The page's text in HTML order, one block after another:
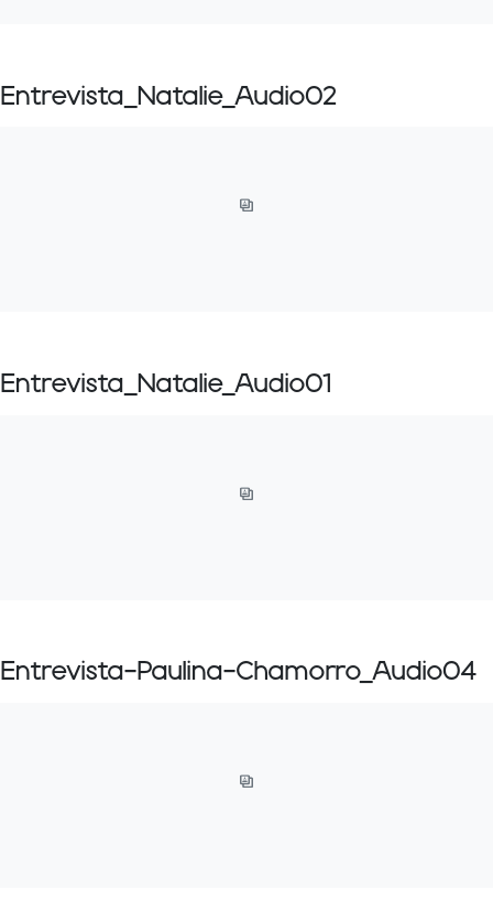
Entrevista_Natalie_Audio02
Entrevista_Natalie_Audio01
Entrevista-Paulina-Chamorro_Audio04